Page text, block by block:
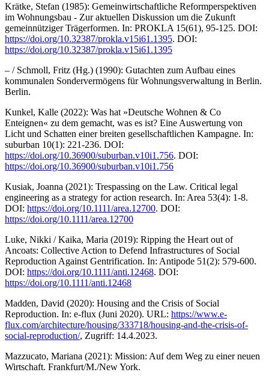
Krätke, Stefan (1985): Gemeinwirtschaftliche Reformperspektiven
im Wohnungsbau - Zur aktuellen Diskussion um die Zukunft
gemeinnütziger Trägerformen. In: PROKLA 15(61), 95-125. DOI:
https://doi.org/10.32387/prokla.v15i61.1395. DOI:
https://doi.org/10.32387/prokla.v15i61.1395
– / Schmoll, Fritz (Hg.) (1990): Gutachten zum Aufbau eines
kommunalen Sondervermögens für Wohnungsverwaltung in Berlin.
Berlin.
Kunkel, Kalle (2022): Was hat »Deutsche Wohnen & Co
Enteignen« zu dem gemacht, was es ist? Eine Auswertung von
Licht und Schatten einer breiten gesellschaftlichen Kampagne. In:
suburban 10(1): 221-236. DOI:
https://doi.org/10.36900/suburban.v10i1.756. DOI:
https://doi.org/10.36900/suburban.v10i1.756
Kusiak, Joanna (2021): Trespassing on the Law. Critical legal
engineering as a strategy for action research. In: Area 53(4): 1-8.
DOI: https://doi.org/10.1111/area.12700. DOI:
https://doi.org/10.1111/area.12700
Luke, Nikki / Kaika, Maria (2019): Ripping the Heart out of
Ancoats: Collective Action to Defend Infrastructures of Social
Reproduction Against Gentrification. In: Antipode 51(2): 579-600.
DOI: https://doi.org/10.1111/anti.12468. DOI:
https://doi.org/10.1111/anti.12468
Madden, David (2020): Housing and the Crisis of Social
Reproduction. In: e-flux (Juni 2020). URL: https://www.e-
flux.com/architecture/housing/333718/housing-and-the-crisis-of-
social-reproduction/, Zugriff: 14.4.2023.
Mazzucato, Mariana (2021): Mission: Auf dem Weg zu einer neuen
Wirtschaft. Frankfurt/M./New York.